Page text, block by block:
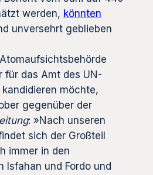
werden, könnten
unversehrt geblieben
für das Amt des UN-
möchte,
gegenüber der
: »Nach unseren
sich der Großteil
immer in den
Isfahan und Fordo und